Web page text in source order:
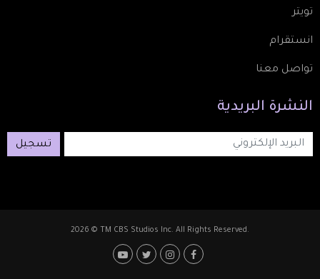
تويتر
انستقرام
تواصل معنا
النشرة البريدية
تسجيل
2026 © TM CBS Studios Inc. All Rights Reserved.
Footer: Social Media